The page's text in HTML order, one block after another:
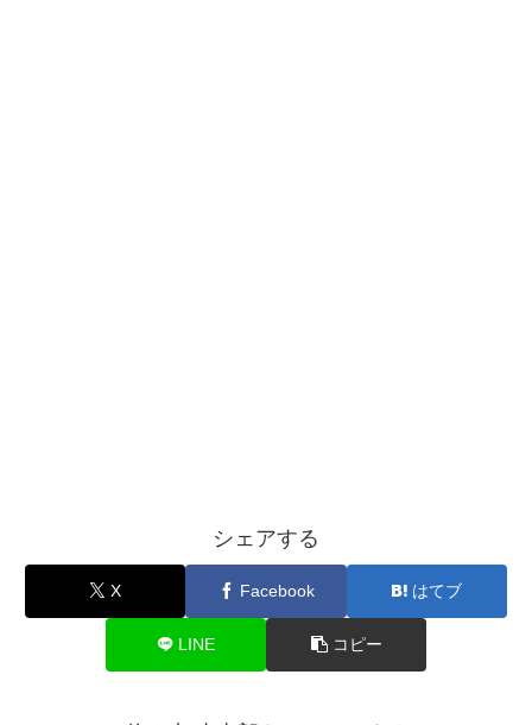
シェアする
X Facebook はてブ
LINE コピー